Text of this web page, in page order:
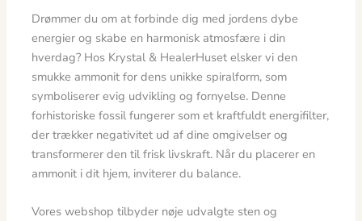
Drømmer du om at forbinde dig med jordens dybe
energier og skabe en harmonisk atmosfære i din
hverdag? Hos Krystal & HealerHuset elsker vi den
smukke ammonit for dens unikke spiralform, som
symboliserer evig udvikling og fornyelse. Denne
forhistoriske fossil fungerer som et kraftfuldt energifilter,
der trækker negativitet ud af dine omgivelser og
transformerer den til frisk livskraft. Når du placerer en
ammonit i dit hjem, inviterer du balance.
Vores webshop tilbyder nøje udvalgte sten og